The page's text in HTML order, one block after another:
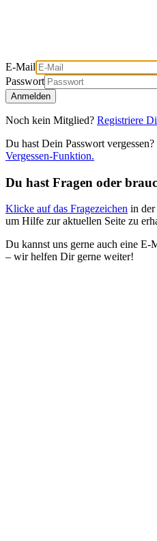
E-Mail
Passwort
Anmelden
Noch kein Mitglied? Registriere
Du hast Dein Passwort vergessen?
Vergessen-Funktion.
Du hast Fragen oder
Klicke auf das Fragezeichen in der
um Hilfe zur aktuellen Seite zu
Du kannst uns gerne auch eine E-
– wir helfen Dir gerne weiter!